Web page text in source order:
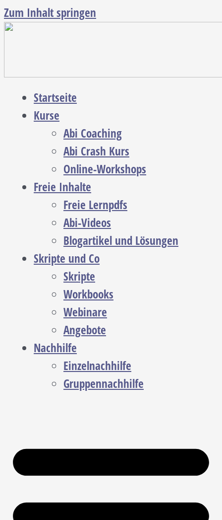
Zum Inhalt springen
Startseite
Kurse
Abi Coaching
Abi Crash Kurs
Online-Workshops
Freie Inhalte
Freie Lernpdfs
Abi-Videos
Blogartikel und Lösungen
Skripte und Co
Skripte
Workbooks
Webinare
Angebote
Nachhilfe
Einzelnachhilfe
Gruppennachhilfe